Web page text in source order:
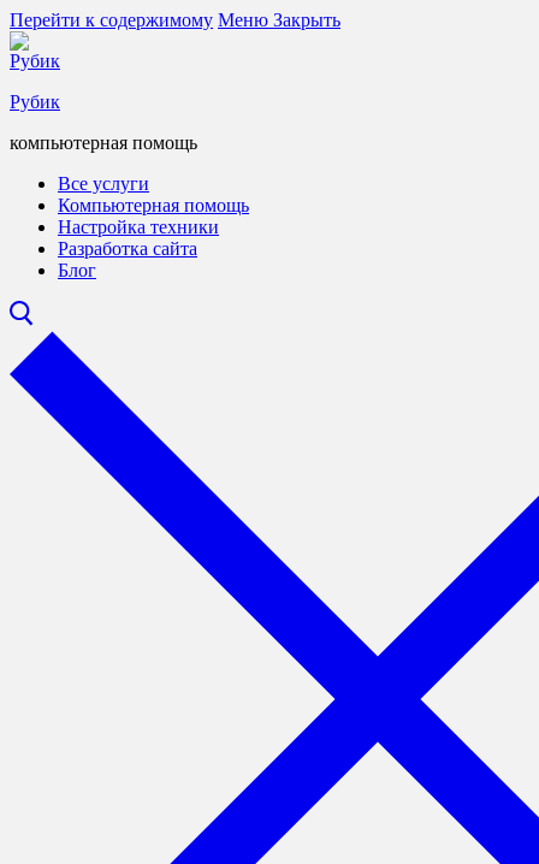
Перейти к содержимому Меню Закрыть
Рубик
компьютерная помощь
Все услуги
Компьютерная помощь
Настройка техники
Разработка сайта
Блог